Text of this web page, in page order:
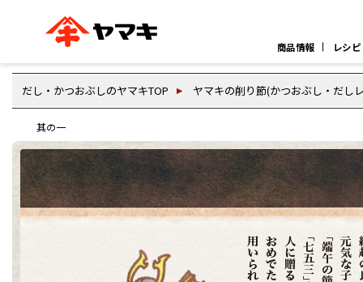
商品情報 レシピ
ストレート
つゆ
新鮮一番 『氷熟®』
おいしいレシピTOP
汁物レシピ
時短レシピ
レシピ特設サイト
ヤマキかつお節の削り方 ヤマキ流だしの取り方
CM情報
企業情報
百年対話
ヤマキ か
だし・かつおぶしのヤマキTOP ヤマキの削り節(かつおぶし・だし
其の一